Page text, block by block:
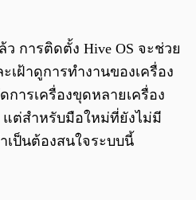
การติดตั้ง Hive OS จะช่วย
ฝ้าดูการทำงานของเครื่อง
การเครื่องขุดหลายเครื่อง
ต่สำหรับมือใหม่ที่ยังไม่มี
เป็นต้องสนใจระบบนี้